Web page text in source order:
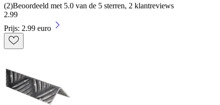
(2)Beoordeeld met 5.0 van de 5 sterren, 2 klantreviews
2.99
Prijs: 2.99 euro